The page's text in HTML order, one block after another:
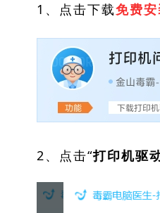
1、点击下载免费
2、点击“打印机驱